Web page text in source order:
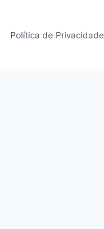
Política de Privacidade